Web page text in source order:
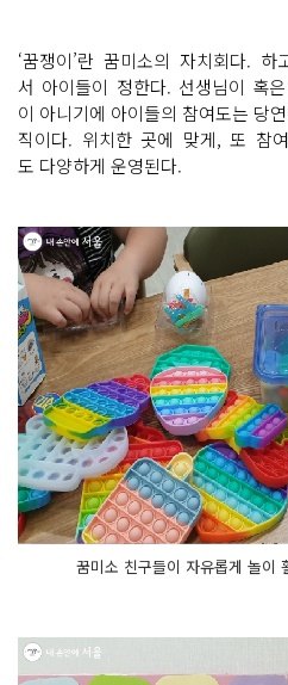
‘꿈쟁이’란 꿈미소의 자치회다.
서 아이들이 정한다. 선생님이 혹
이 아니기에 아이들의 참여도는 당
직이다. 위치한 곳에 맞게, 또 참
도 다양하게 운영된다.
꿈미소 친구들이 자유롭게 놀